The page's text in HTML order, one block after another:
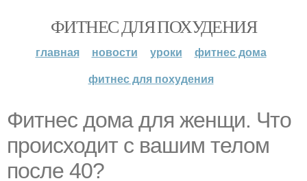
ФИТНЕС ДЛЯ ПОХУДЕНИЯ
главная новости уроки
фитнес дома
фитнес для похудения
Фитнес дома для женщи. Что
происходит с вашим телом
после 40?